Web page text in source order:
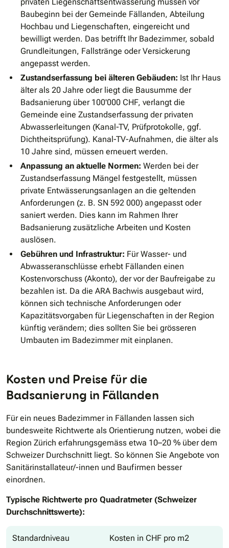
privaten Liegenschaftsentwässerung müssen vor
Baubeginn bei der Gemeinde Fällanden, Abteilung
Hochbau und Liegenschaften, eingereicht und
bewilligt werden. Das betrifft Ihr Badezimmer, sobald
Grundleitungen, Fallstränge oder Versickerung
angepasst werden.
Zustandserfassung bei älteren Gebäuden: Ist Ihr Haus
älter als 20 Jahre oder liegt die Bausumme der
Badsanierung über 100'000 CHF, verlangt die
Gemeinde eine Zustandserfassung der privaten
Abwasserleitungen (Kanal-TV, Prüfprotokolle, ggf.
Dichtheitsprüfung). Kanal-TV-Aufnahmen, die älter als
10 Jahre sind, müssen erneuert werden.
Anpassung an aktuelle Normen: Werden bei der
Zustandserfassung Mängel festgestellt, müssen
private Entwässerungsanlagen an die geltenden
Anforderungen (z. B. SN 592 000) angepasst oder
saniert werden. Dies kann im Rahmen Ihrer
Badsanierung zusätzliche Arbeiten und Kosten
auslösen.
Gebühren und Infrastruktur: Für Wasser- und
Abwasseranschlüsse erhebt Fällanden einen
Kostenvorschuss (Akonto), der vor der Baufreigabe zu
bezahlen ist. Da die ARA Bachwis ausgebaut wird,
können sich technische Anforderungen oder
Kapazitätsvorgaben für Liegenschaften in der Region
künftig verändern; dies sollten Sie bei grösseren
Umbauten im Badezimmer mit einplanen.
Kosten und Preise für die
Badsanierung in Fällanden
Für ein neues Badezimmer in Fällanden lassen sich
bundesweite Richtwerte als Orientierung nutzen, wobei die
Region Zürich erfahrungsgemäss etwa 10–20 % über dem
Schweizer Durchschnitt liegt. So können Sie Angebote von
Sanitärinstallateur/-innen und Baufirmen besser
einordnen.
Typische Richtwerte pro Quadratmeter (Schweizer
Durchschnittswerte):
Standardniveau Kosten in CHF pro m2